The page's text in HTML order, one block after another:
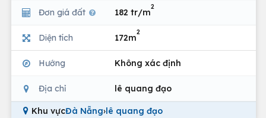
Đơn giá đất 182 tr/m
2
Diện tích 172m
2
Hướng Không xác định
Địa chỉ lê quang đạo
Khu vựcĐà Nẵng›lê quang đạo